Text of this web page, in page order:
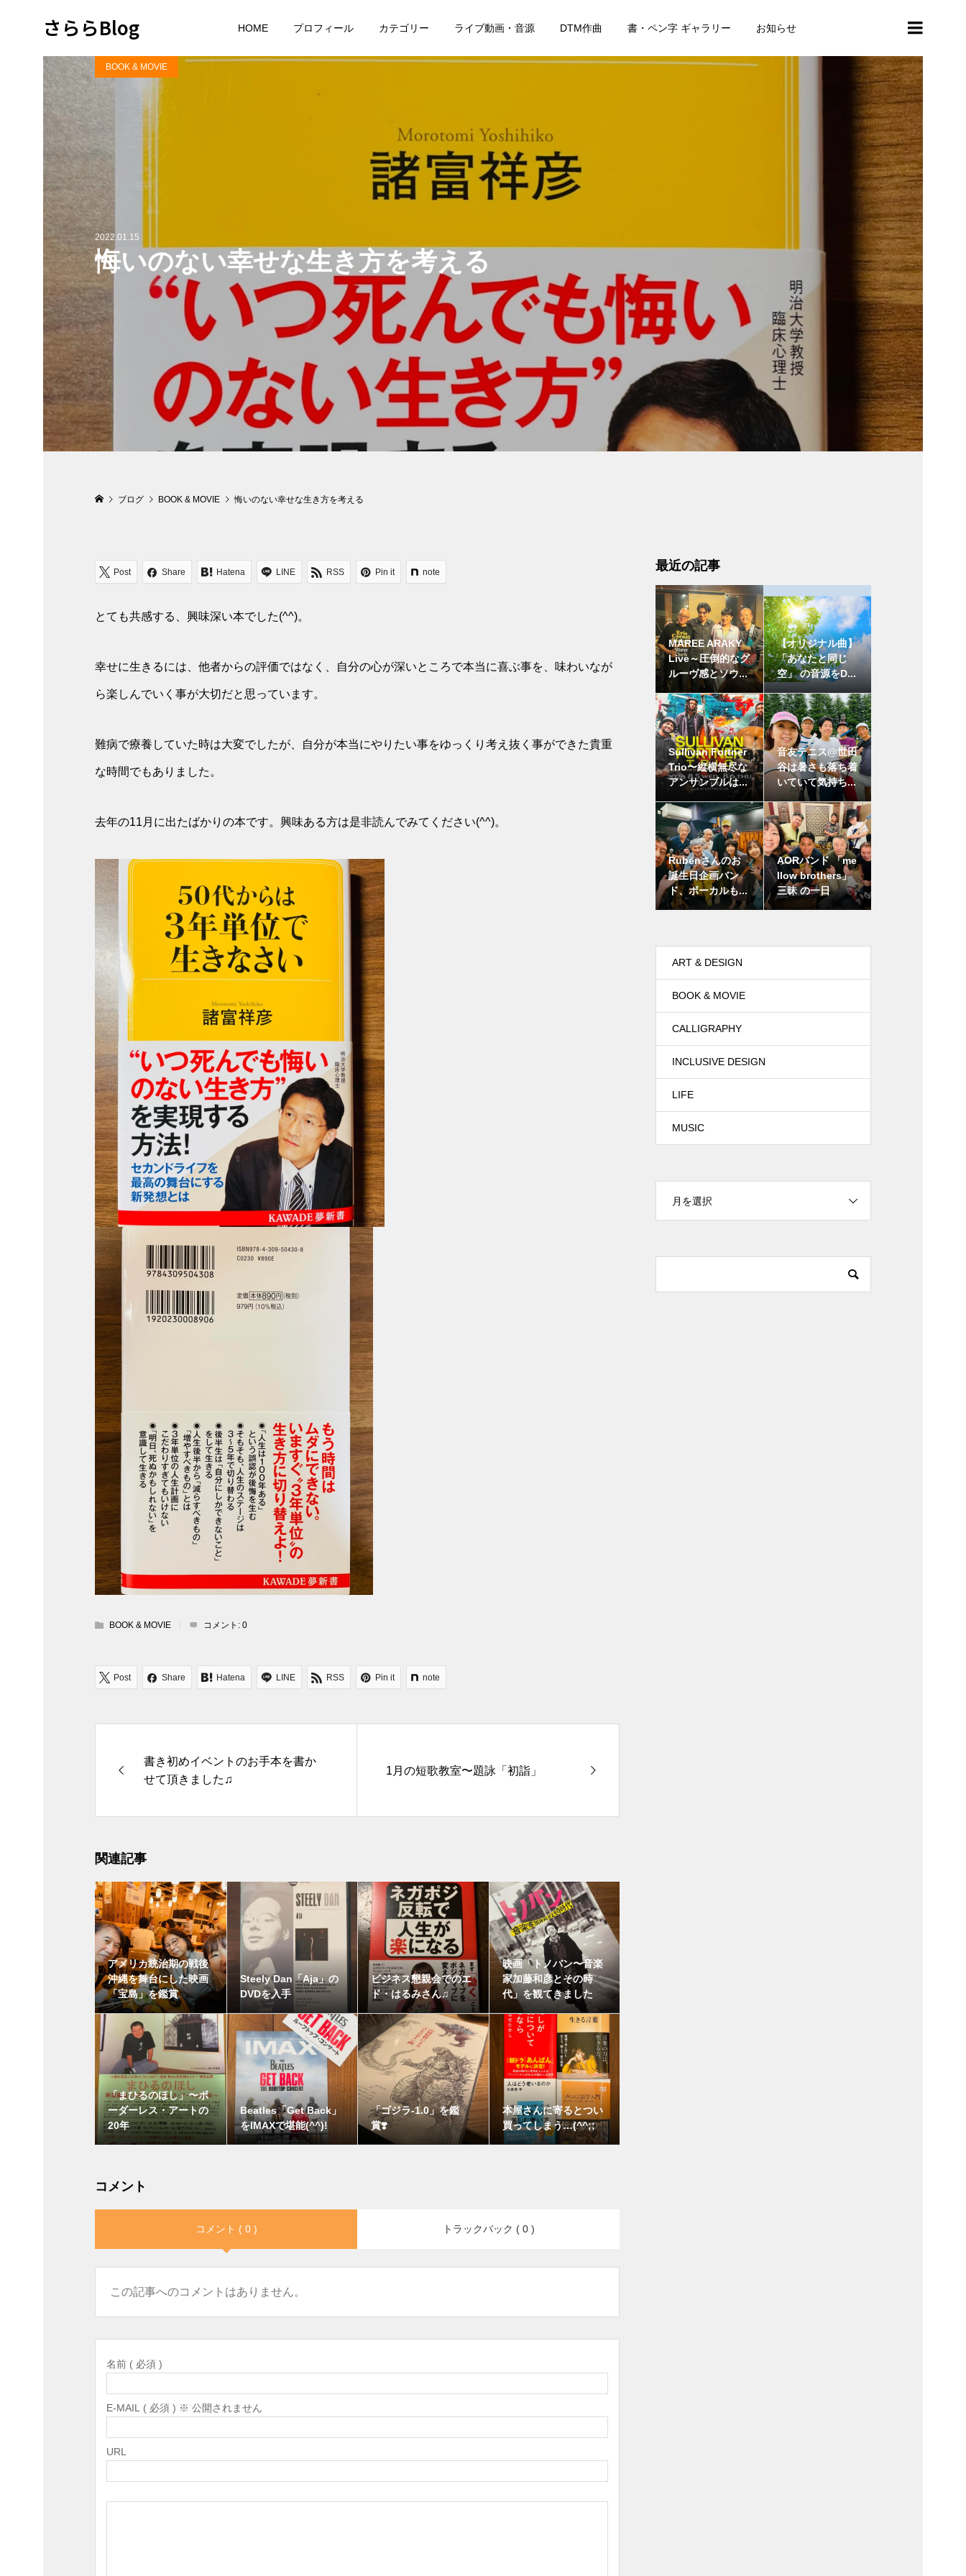
さららBlog HOME プロフィール カテゴリー ライブ動画・音源 DTM作曲 書・ペン字 ギャラリー お知らせ
2022.01.15
悔いのない幸せな生き方を考える
BOOK & MOVIE
ブログ BOOK & MOVIE 悔いのない幸せな生き方を考える
Post Share Hatena LINE RSS Pin it note
とても共感する、興味深い本でした(^^)。
幸せに生きるには、他者からの評価ではなく、自分の心が深いところで本当に喜ぶ事を、味わいなが
ら楽しんでいく事が大切だと思っています。
難病で療養していた時は大変でしたが、自分が本当にやりたい事をゆっくり考え抜く事ができた貴重
な時間でもありました。
去年の11月に出たばかりの本です。興味ある方は是非読んでみてください(^^)。
BOOK & MOVIE コメント: 0
Post Share Hatena LINE RSS Pin it note
書き初めイベントのお手本を書か
せて頂きました♫
1月の短歌教室〜題詠「初詣」
関連記事
アメリカ統治期の戦後
沖縄を舞台にした映画
「宝島」を鑑賞
Steely Dan「Aja」の
DVDを入手
ビジネス懇親会でのエ
ド・はるみさん♫
映画「トノバン〜音楽
家加藤和彦とその時
代」を観てきました
「まひるのほし」〜ボ
ーダーレス・アートの
20年
Beatles「Get Back」
をIMAXで堪能(^^)!
「ゴジラ-1.0」を鑑
賞❣️
本屋さんに寄るとつい
買ってしまう…(^^;;
コメント
コメント ( 0 ) トラックバック ( 0 )
この記事へのコメントはありません。
名前 ( 必須 )
E-MAIL ( 必須 ) ※ 公開されません
URL
最近の記事
MAREE ARAKY
Live～圧倒的なグ
ルーヴ感とソウ...
【オリジナル曲】
「あなたと同じ
空」 の音源をD...
Sullivan Fortner
Trio〜縦横無尽な
アンサンブルは...
音友テニス@世田
谷は暑さも落ち着
いていて気持ち...
Rubenさんのお
誕生日企画バン
ド、ボーカルも...
AORバンド 「me
llow brothers」
三昧 の一日
ART & DESIGN
BOOK & MOVIE
CALLIGRAPHY
INCLUSIVE DESIGN
LIFE
MUSIC
月を選択